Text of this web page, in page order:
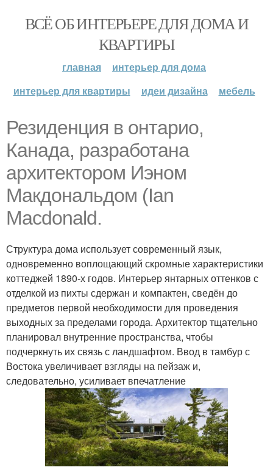
ВСЁ ОБ ИНТЕРЬЕРЕ ДЛЯ ДОМА И
КВАРТИРЫ
главная
интерьер для дома
интерьер для квартиры
идеи дизайна мебель
Резиденция в онтарио,
Канада, разработана
архитектором Иэном
Макдональдом (Ian
Macdonald.
Структура дома использует современный язык,
одновременно воплощающий скромные характеристики
коттеджей 1890-х годов. Интерьер янтарных оттенков с
отделкой из пихты сдержан и компактен, сведён до
предметов первой необходимости для проведения
выходных за пределами города. Архитектор тщательно
планировал внутренние пространства, чтобы
подчеркнуть их связь с ландшафтом. Ввод в тамбур с
Востока увеличивает взгляды на пейзаж и,
следовательно, усиливает впечатление